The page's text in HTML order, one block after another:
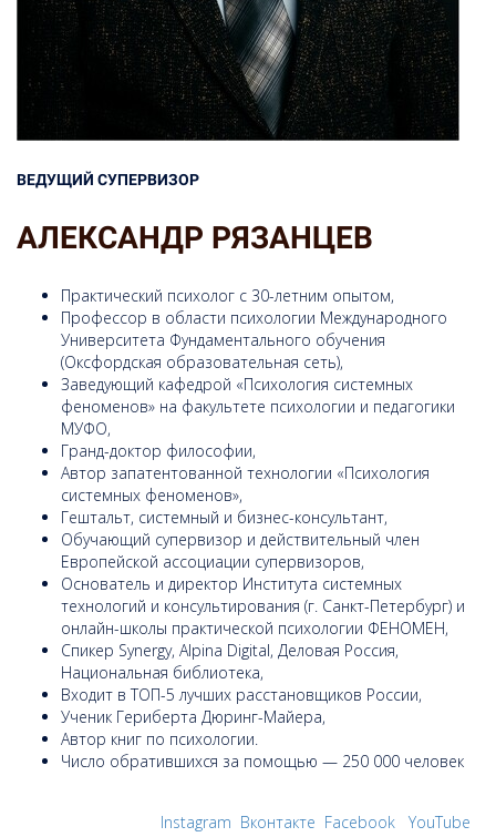
ВЕДУЩИЙ СУПЕРВИЗОР
АЛЕКСАНДР РЯЗАНЦЕВ
Практический психолог с 30-летним опытом,
Профессор в области психологии Международного
Университета Фундаментального обучения
(Оксфордская образовательная сеть),
Заведующий кафедрой «Психология системных
феноменов» на факультете психологии и педагогики
МУФО,
Гранд-доктор философии,
Автор запатентованной технологии «Психология
системных феноменов»,
Гештальт, системный и бизнес-консультант,
Обучающий супервизор и действительный член
Европейской ассоциации супервизоров,
Основатель и директор Института системных
технологий и консультирования (г. Санкт-Петербург) и
онлайн-школы практической психологии ФЕНОМЕН,
Спикер Synergy, Alpina Digital, Деловая Россия,
Национальная библиотека,
Входит в ТОП-5 лучших расстановщиков России,
Ученик Гериберта Дюринг-Майера,
Автор книг по психологии.
Число обратившихся за помощью — 250 000 человек
Instagram Вконтакте Facebook YouTube